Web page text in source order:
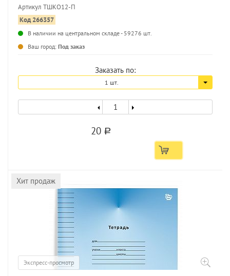
Артикул ТШКО12-П
Код 266357
В наличии на центральном складе - 59276 шт.
Ваш город: Под заказ
Заказать по:
1 шт.
20 a
Хит продаж
Экспресс-просмотр